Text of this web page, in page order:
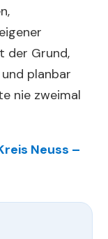
der Grund,
planbar
nie zweimal
Neuss –